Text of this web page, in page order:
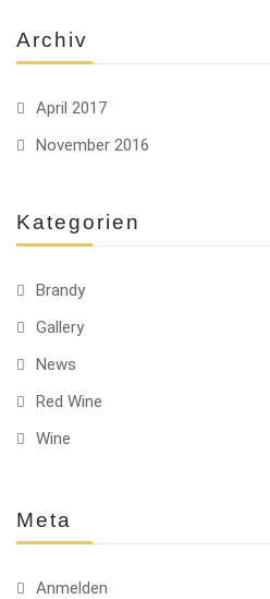
Archiv
April 2017
November 2016
Kategorien
Brandy
Gallery
News
Red Wine
Wine
Meta
Anmelden